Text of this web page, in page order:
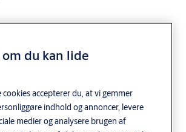
du kan lide
cookies accepterer du, at vi gemmer
indhold og annoncer, levere
medier og analysere brugen af